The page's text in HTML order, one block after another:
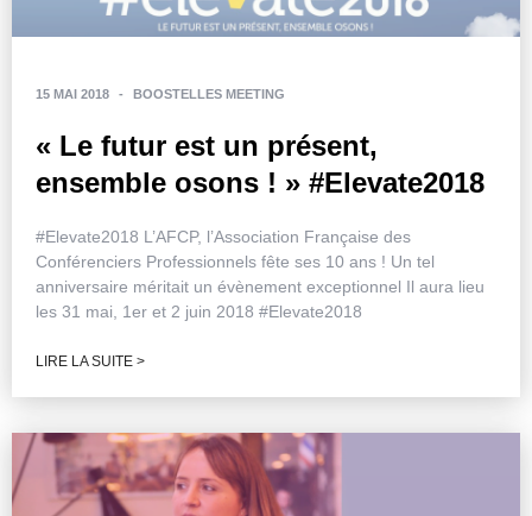
15 MAI 2018 - BOOSTELLES MEETING
« Le futur est un présent,
ensemble osons ! » #Elevate2018
#Elevate2018 L’AFCP, l’Association Française des
Conférenciers Professionnels fête ses 10 ans ! Un tel
anniversaire méritait un évènement exceptionnel Il aura lieu
les 31 mai, 1er et 2 juin 2018 #Elevate2018
LIRE LA SUITE >